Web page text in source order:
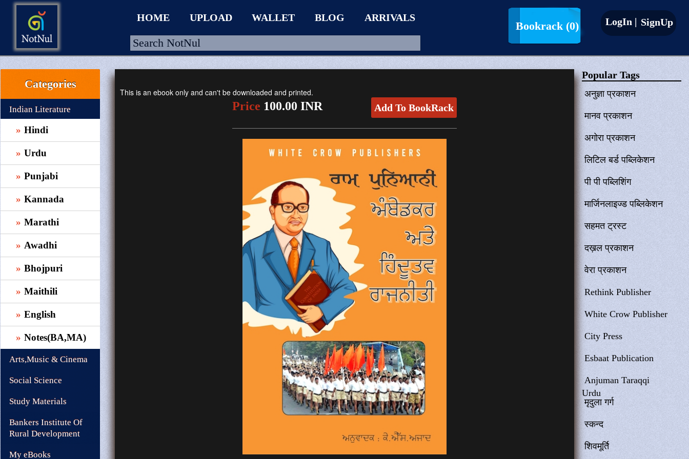
HOME
UPLOAD
WALLET
BLOG
ARRIVALS
CATEGORIES >
HOME UPLOAD WALLET BLOG ARRIVALS
Bookrack (0) LogIn | SignUp
Categories
Indian Literature
Hindi
Urdu
Punjabi
Kannada
Marathi
Awadhi
Bhojpuri
Maithili
English
Notes(BA,MA)
Arts,Music & Cinema
Social Science
Study Materials
Bankers Institute Of
Rural Development
My eBooks
This is an ebook only and can't be downloaded and printed.
Price 100.00 INR Add To BookRack
Popular Tags
अनुज्ञा प्रकाशन
मानव प्रकाशन
अगोरा प्रकाशन
लिटिल बर्ड पब्लिकेशन
पी पी पब्लिशिंग
मार्जिनलाइज्ड पब्लिकेशन
सहमत ट्रस्ट
दख़ल प्रकाशन
वेरा प्रकाशन
Rethink Publisher
White Crow Publisher
City Press
Esbaat Publication
Anjuman Taraqqi
Urdu
मृदुला गर्ग
स्कन्द
शिवमूर्ति